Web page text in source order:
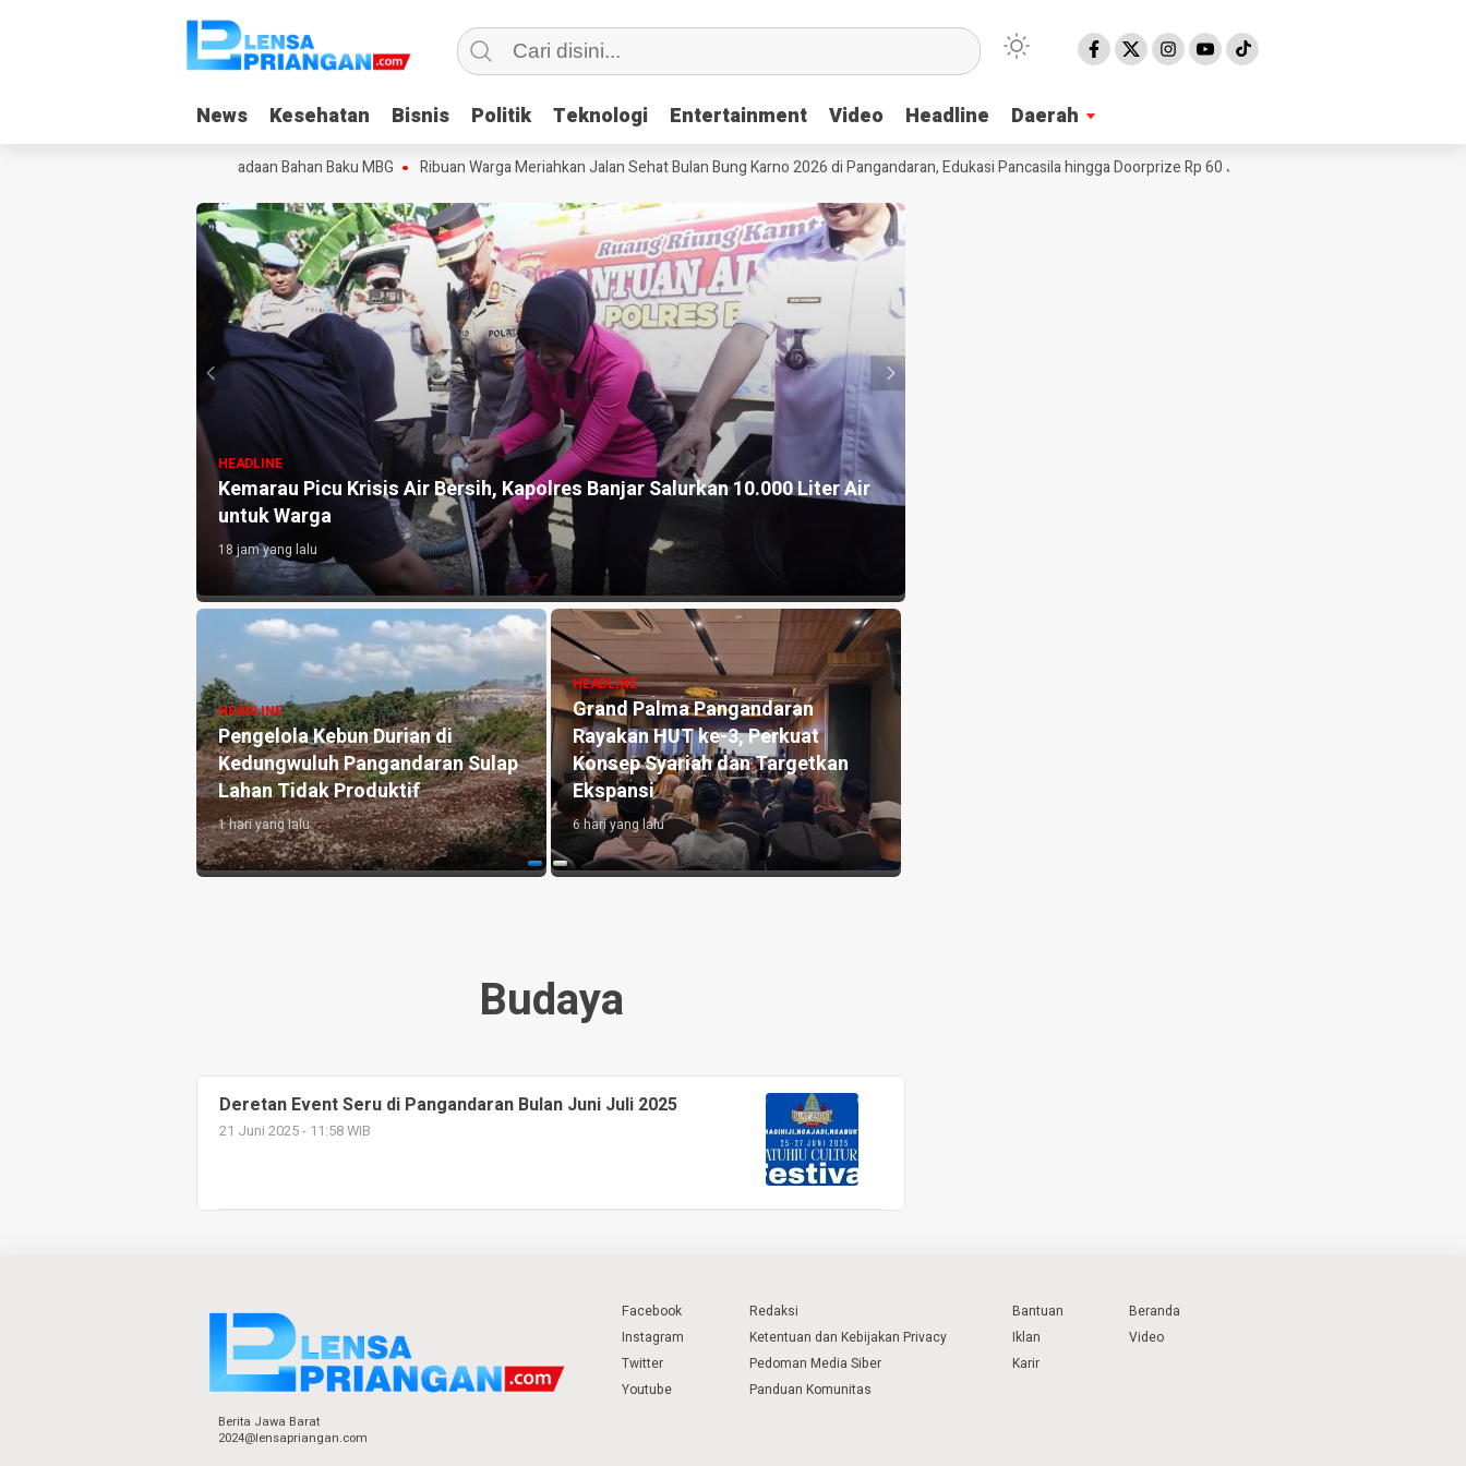
News Kesehatan Bisnis Politik Teknologi Entertainment Video Headline Daerah
News Kesehatan Bisnis Politik Teknologi Entertainment Video Headline Daerah
Keluhkan Pola Pengadaan Bahan Baku MBG Ribuan Warga Meriahkan Jalan Sehat Bulan Bung Karno 2026 di Pangandaran, Edukasi Pancasila hingga Doorprize Rp 60 Juta
HEADLINE
Kemarau Picu Krisis Air Bersih, Kapolres Banjar Salurkan 10.000 Liter Air
untuk Warga
18 jam yang lalu
HEADLINE
Pengelola Kebun Durian di
Kedungwuluh Pangandaran Sulap
Lahan Tidak Produktif ‎
1 hari yang lalu
HEADLINE
Grand Palma Pangandaran
Rayakan HUT ke-3, Perkuat
Konsep Syariah dan Targetkan
Ekspansi
6 hari yang lalu
Budaya
Deretan Event Seru di Pangandaran Bulan Juni Juli 2025
21 Juni 2025 - 11:58 WIB
Berita Jawa Barat
2024@lensapriangan.com
Facebook
Instagram
Twitter
Youtube
Redaksi
Ketentuan dan Kebijakan Privacy
Pedoman Media Siber
Panduan Komunitas
Bantuan
Iklan
Karir
Beranda
Video